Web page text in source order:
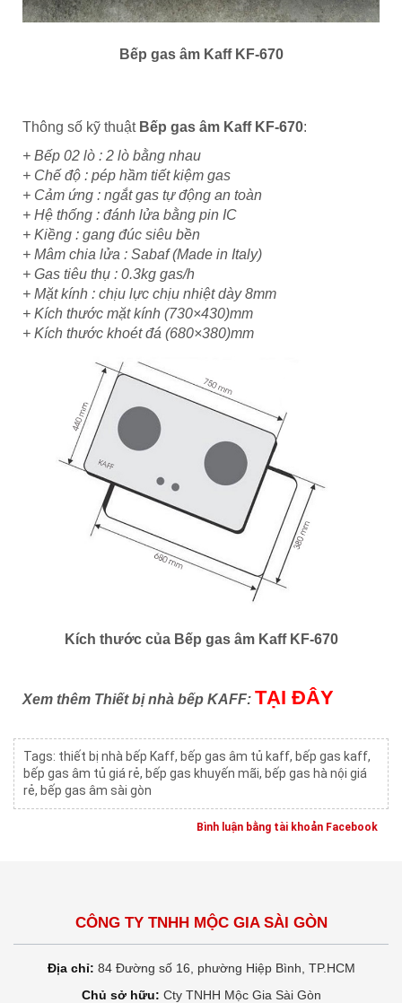
Bếp gas âm Kaff KF-670
Thông số kỹ thuật Bếp gas âm Kaff KF-670:
+ Bếp 02 lò : 2 lò bằng nhau
+ Chế độ : pép hầm tiết kiệm gas
+ Cảm ứng : ngắt gas tự động an toàn
+ Hệ thống : đánh lửa bằng pin IC
+ Kiềng : gang đúc siêu bền
+ Mâm chia lửa : Sabaf (Made in Italy)
+ Gas tiêu thụ : 0.3kg gas/h
+ Mặt kính : chịu lực chịu nhiệt dày 8mm
+ Kích thước mặt kính (730×430)mm
+ Kích thước khoét đá (680×380)mm
Kích thước của Bếp gas âm Kaff KF-670
Xem thêm Thiết bị nhà bếp KAFF: TẠI ĐÂY
Tags: thiết bị nhà bếp Kaff, bếp gas âm tủ kaff, bếp gas kaff,
bếp gas âm tủ giá rẻ, bếp gas khuyến mãi, bếp gas hà nội giá
rẻ, bếp gas âm sài gòn
Bình luận bằng tài khoản Facebook
CÔNG TY TNHH MỘC GIA SÀI GÒN
Địa chỉ: 84 Đường số 16, phường Hiệp Bình, TP.HCM
Chủ sở hữu: Cty TNHH Mộc Gia Sài Gòn